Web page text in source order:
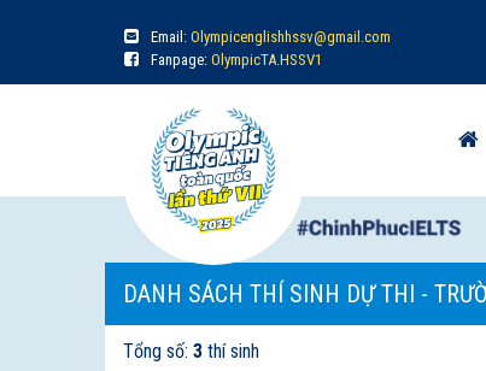
Email: Olympicenglishhssv@gmail.com
Fanpage: OlympicTA.HSSV1
DANH SÁCH THÍ SINH DỰ THI -
Tổng số: 3 thí sinh